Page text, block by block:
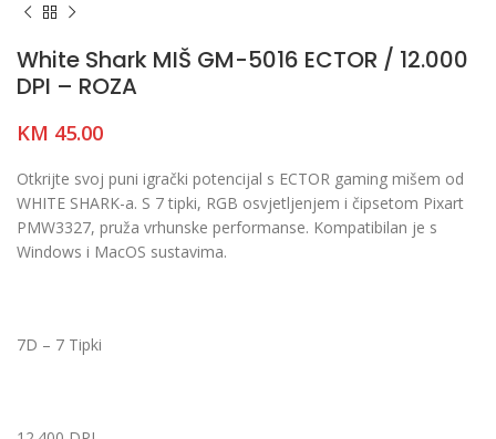
White Shark MIŠ GM-5016 ECTOR / 12.000
DPI – ROZA
KM 45.00
Otkrijte svoj puni igrački potencijal s ECTOR gaming mišem od
WHITE SHARK-a. S 7 tipki, RGB osvjetljenjem i čipsetom Pixart
PMW3327, pruža vrhunske performanse. Kompatibilan je s
Windows i MacOS sustavima.
7D – 7 Tipki